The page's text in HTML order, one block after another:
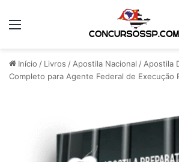
Menu
Início / Livros / Apostila Nacional / Apostila
Completo para Agente Federal de Execução